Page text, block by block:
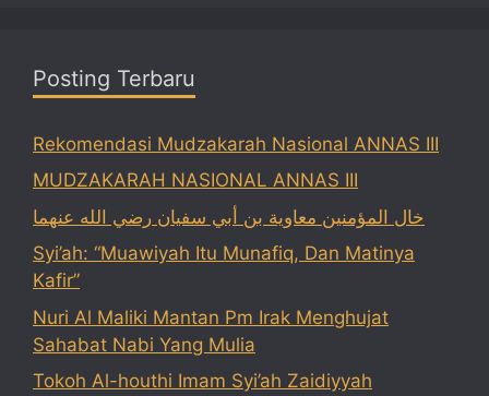
Posting Terbaru
Rekomendasi Mudzakarah Nasional ANNAS III
MUDZAKARAH NASIONAL ANNAS III
خال المؤمنين معاوية بن أبي سفيان رضي الله عنهما
Syi’ah: “Muawiyah Itu Munafiq, Dan Matinya
Kafir”
Nuri Al Maliki Mantan Pm Irak Menghujat
Sahabat Nabi Yang Mulia
Tokoh Al-houthi Imam Syi’ah Zaidiyyah